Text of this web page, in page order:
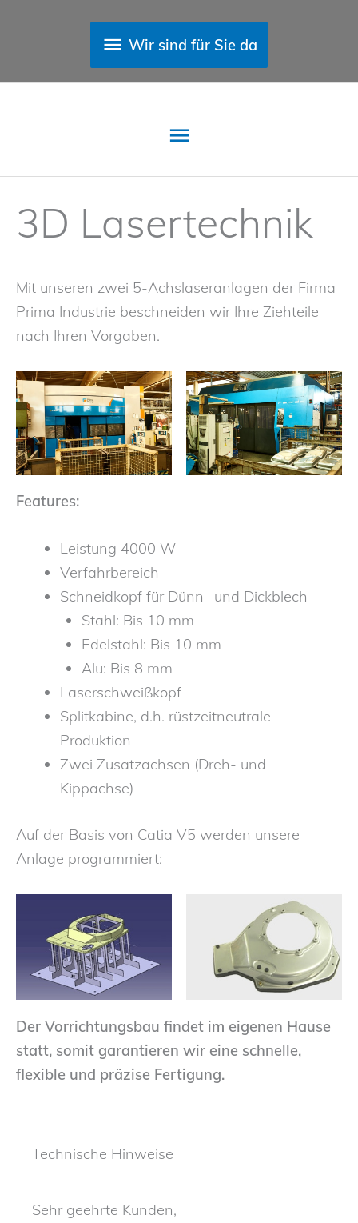
Above
Header
Wir sind für Sie da
Hauptmenü
3D Lasertechnik
Mit unseren zwei 5-Achslaseranlagen der Firma
Prima Industrie beschneiden wir Ihre Ziehteile
nach Ihren Vorgaben.
Features:
Leistung 4000 W
Verfahrbereich
Schneidkopf für Dünn- und Dickblech
Stahl: Bis 10 mm
Edelstahl: Bis 10 mm
Alu: Bis 8 mm
Laserschweißkopf
Splitkabine, d.h. rüstzeitneutrale
Produktion
Zwei Zusatzachsen (Dreh- und
Kippachse)
Auf der Basis von Catia V5 werden unsere
Anlage programmiert:
Der Vorrichtungsbau findet im eigenen Hause
statt, somit garantieren wir eine schnelle,
flexible und präzise Fertigung.
Technische Hinweise
Sehr geehrte Kunden,